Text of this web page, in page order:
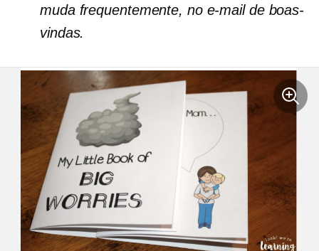
muda frequentemente, no e-mail de boas-
vindas.